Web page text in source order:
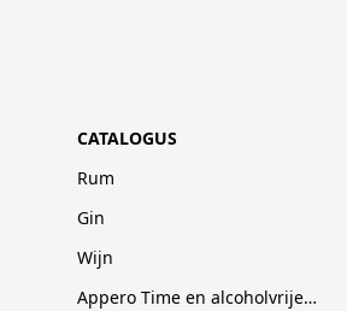
CATALOGUS
Rum
Gin
Wijn
Appero Time en alcoholvrije dranken